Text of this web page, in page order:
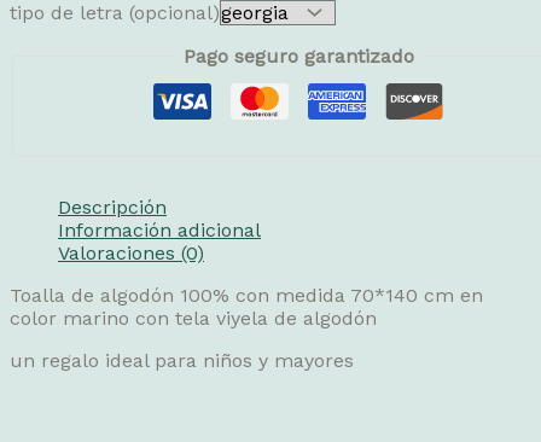
tipo de letra (opcional)
Pago seguro garantizado
Descripción
Información adicional
Valoraciones (0)
Toalla de algodón 100% con medida 70*140 cm en
color marino con tela viyela de algodón
un regalo ideal para niños y mayores